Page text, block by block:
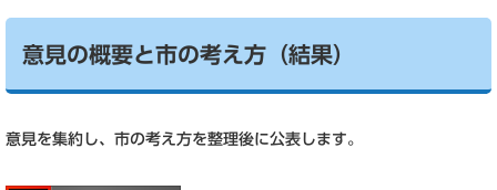
意見の概要と市の考え方（結果）
意見を集約し、市の考え方を整理後に公表します。